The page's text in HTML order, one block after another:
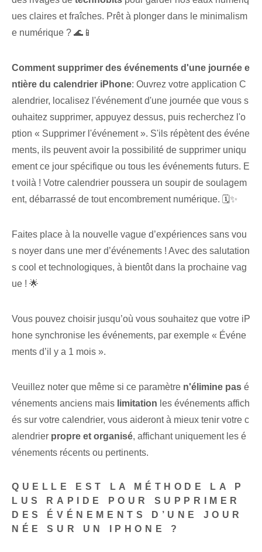
ues claires et fraîches. Prêt à plonger dans le minimalism
e numérique ? 🌊📱
Comment supprimer des événements d'une journée e
ntière du calendrier iPhone: Ouvrez votre application C
alendrier, localisez l'événement d'une journée que vous s
ouhaitez supprimer, appuyez dessus, puis recherchez l'o
ption « Supprimer l'événement ». S'ils répètent des événe
ments, ils peuvent avoir la possibilité de supprimer uniqu
ement⁤ ce jour spécifique ou tous les événements futurs. E
t voilà ! Votre calendrier‌ poussera un soupir de soulagem
ent, débarrassé de tout encombrement numérique.⁣ 🗓✨
Faites place à la nouvelle vague d’expériences sans vou
s noyer dans une mer d’événements ! Avec des salutation
s cool et technologiques, à bientôt dans la prochaine vag
ue ! 🌟
Vous pouvez choisir jusqu’où vous souhaitez que votre iP
hone synchronise les événements, par exemple « Événe
ments d’il y a 1 mois ».
Veuillez noter que même si ce paramètre n'élimine pas é
vénements anciens mais limitation les⁤ événements affich
és sur votre ⁤calendrier, vous aideront à mieux tenir votre c
alendrier propre et organisé, affichant uniquement les é
vénements récents ou pertinents.
QUELLE EST LA MÉTHODE LA P
LUS RAPIDE POUR SUPPRIMER
DES ÉVÉNEMENTS D’UNE JOUR
NÉE SUR UN IPHONE ?